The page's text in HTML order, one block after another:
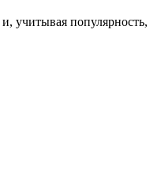
учитывая популярность,